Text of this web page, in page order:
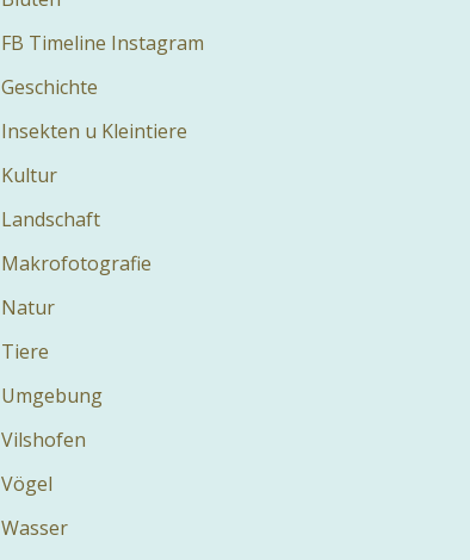
FB Timeline Instagram
Geschichte
Insekten u Kleintiere
Kultur
Landschaft
Makrofotografie
Natur
Tiere
Umgebung
Vilshofen
Vögel
Wasser